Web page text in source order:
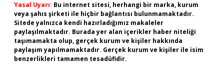
Yasal Uyarı: Bu internet sitesi, herhangi bir marka, kurum
veya şahıs şirketi ile hiçbir bağlantısı bulunmamaktadır.
Sitede yalnızca kendi hazırladığımız makaleler
paylaşılmaktadır. Burada yer alan içerikler haber niteliği
taşımamakta olup, gerçek kurum ve kişiler hakkında
paylaşım yapılmamaktadır. Gerçek kurum ve kişiler ile isim
benzerlikleri tamamen tesadüfidir.